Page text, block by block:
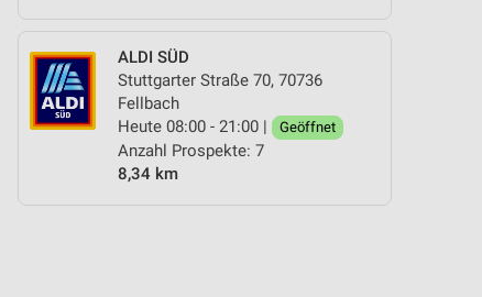
ALDI SÜD
Stuttgarter Straße 70, 70736
Fellbach
Heute 08:00 - 21:00 |
Geöffnet
Anzahl Prospekte: 7
8,34 km